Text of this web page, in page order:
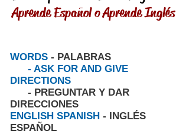
WORDS - PALABRAS
- ASK FOR AND GIVE
DIRECTIONS
- PREGUNTAR Y DAR
DIRECCIONES
ENGLISH SPANISH - INGLÉS
ESPAÑOL
Aprende Español o Aprende Inglés